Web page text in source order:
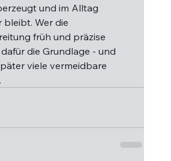
und im Alltag
Wer die
früh und präzise
die Grundlage - und
viele vermeidbare